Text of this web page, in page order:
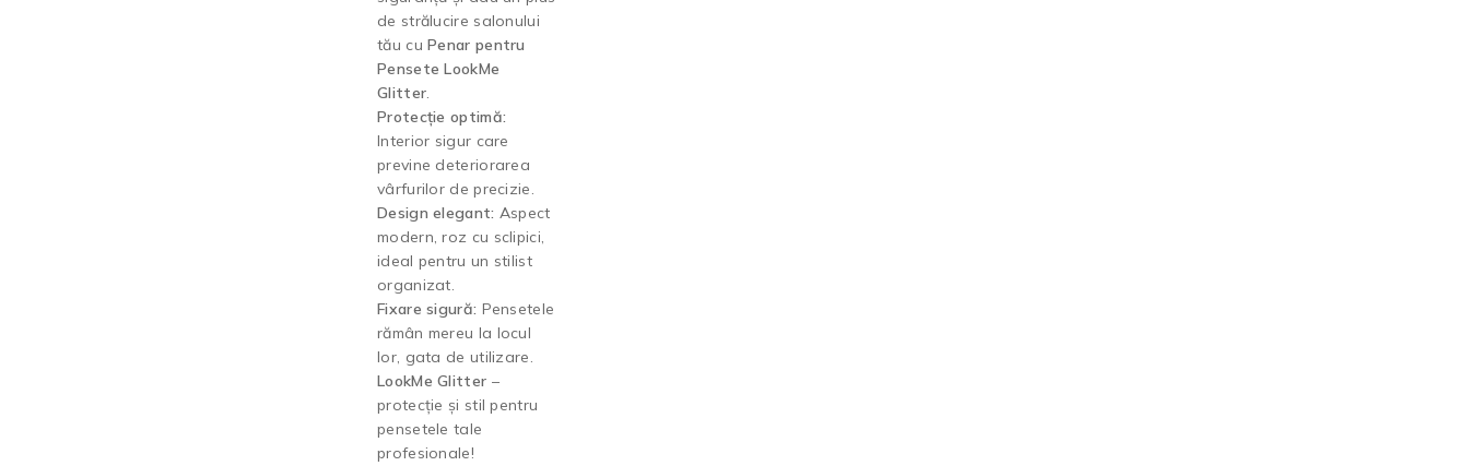
de strălucire salonului
tău cuPenar pentru
Pensete LookMe
Glitter.
Protecție optimă:
Interior sigur care
previne deteriorarea
vârfurilor de precizie.
Design elegant: Aspect
modern, roz cu sclipici,
ideal pentru un stilist
organizat.
Fixare sigură: Pensetele
rămân mereu la locul
lor, gata de utilizare.
LookMe Glitter –
protecție și stil pentru
pensetele tale
profesionale!